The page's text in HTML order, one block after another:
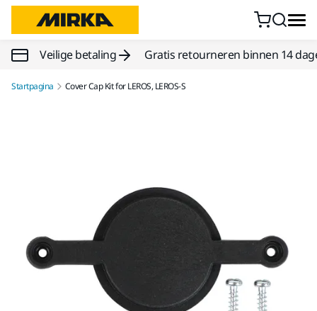
Doorgaan naar inhoud
Veilige betaling Gratis retourneren binnen 14
Startpagina Cover Cap Kit for LEROS, LEROS-S